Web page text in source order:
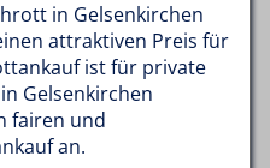
in Gelsenkirchen
attraktiven Preis für
ist für private
Gelsenkirchen
fairen und
an.